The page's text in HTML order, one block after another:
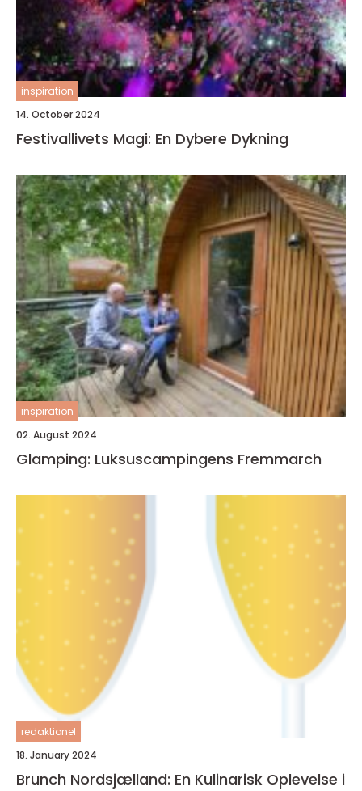
inspiration
14. October 2024
Festivallivets Magi: En Dybere Dykning
inspiration
02. August 2024
Glamping: Luksuscampingens Fremmarch
redaktionel
18. January 2024
Brunch Nordsjælland: En Kulinarisk Oplevelse i